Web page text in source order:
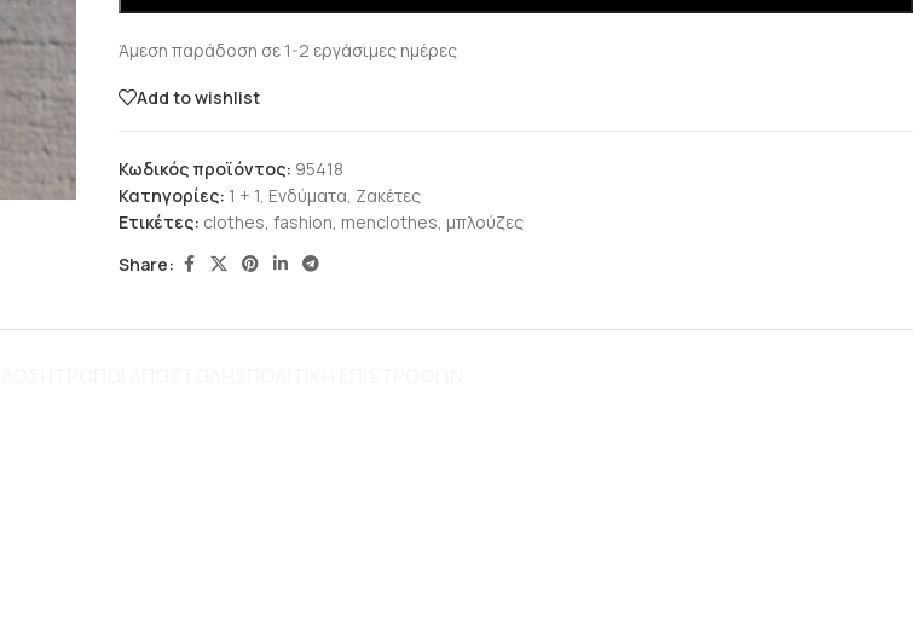
Άμεση παράδοση σε 1-2 εργάσιμες ημέρες
Add to wishlist
Κωδικός προϊόντος: 95418
Κατηγορίες: 1 + 1, Ενδύματα, Ζακέτες
Ετικέτες: clothes, fashion, menclothes, μπλούζες
Share: